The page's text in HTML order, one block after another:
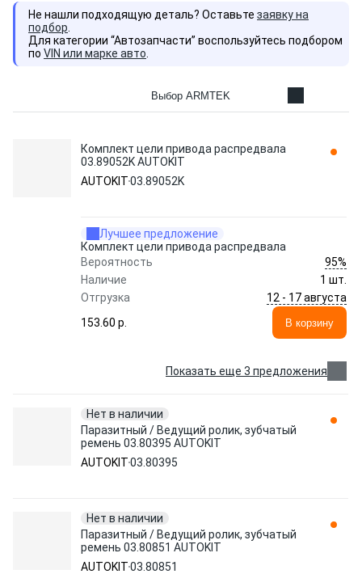
Не нашли подходящую деталь? Оставьте заявку на
подбор
Для категории “Автозапчасти” воспользуйтесь подбором
по VIN или марке авто
Выбор ARMTEK
Комплект цели привода распредвала
03.89052K AUTOKIT
AUTOKIT03.89052K
Лучшее предложение
Комплект цели привода распредвала
Вероятность
95%
Наличие
1 шт.
Отгрузка
12 - 17 августа
153.60 p.
В корзину
Показать еще 3 предложения
Нет в наличии
Паразитный / Ведущий ролик, зубчатый
ремень 03.80395 AUTOKIT
AUTOKIT03.80395
Нет в наличии
Паразитный / Ведущий ролик, зубчатый
ремень 03.80851 AUTOKIT
AUTOKIT03.80851